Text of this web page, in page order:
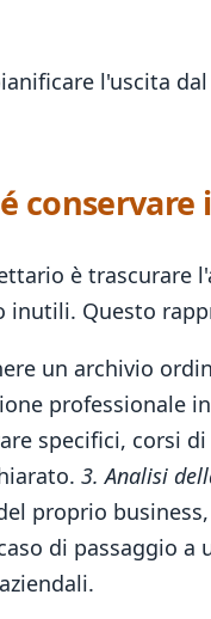
l'uscita
conservare
è trascurare
Questo
un archivio
professionale
specifici, corsi
3. Analisi
proprio
di passaggio a